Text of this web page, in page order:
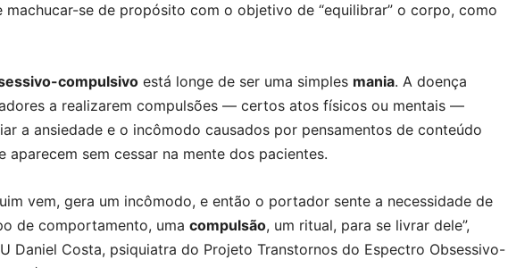
se de propósito com o objetivo de “equilibrar” o corpo, como
compulsivo está longe de ser uma simples mania. A doença
a realizarem compulsões — certos atos físicos ou mentais —
a ansiedade e o incômodo causados por pensamentos de conteúdo
aparecem sem cessar na mente dos pacientes.
vem, gera um incômodo, e então o portador sente a necessidade de
de comportamento, uma compulsão, um ritual, para se livrar dele”,
Daniel Costa, psiquiatra do Projeto Transtornos do Espectro Obsessivo-